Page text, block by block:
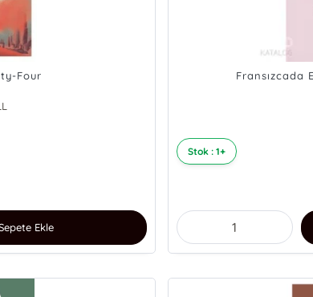
Four
Ekle
Fransızcada
Stok : 1+